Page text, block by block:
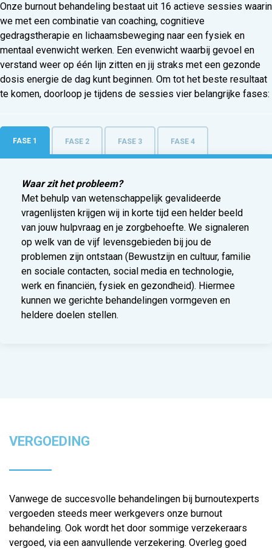
Onze burnout behandeling bestaat uit 16 actieve sessies waarin
we met een combinatie van coaching, cognitieve
gedragstherapie en lichaamsbeweging naar een fysiek en
mentaal evenwicht werken. Een evenwicht waarbij gevoel en
verstand weer op één lijn zitten en jij straks met een gezonde
dosis energie de dag kunt beginnen. Om tot het beste resultaat
te komen, doorloop je tijdens de sessies vier belangrijke fases:
FASE 1 FASE 2 FASE 3 FASE 4
Waar zit het probleem?
Met behulp van wetenschappelijk gevalideerde
vragenlijsten krijgen wij in korte tijd een helder beeld
van jouw hulpvraag en je zorgbehoefte. We signaleren
op welk van de vijf levensgebieden bij jou de
problemen zijn ontstaan (Bewustzijn en cultuur, familie
en sociale contacten, social media en technologie,
werk en financiën, fysiek en gezondheid). Hiermee
kunnen we gerichte behandelingen vormgeven en
heldere doelen stellen.
VERGOEDING
Vanwege de succesvolle behandelingen bij burnoutexperts
vergoeden steeds meer werkgevers onze burnout
behandeling. Ook wordt het door sommige verzekeraars
vergoed, via een aanvullende verzekering. Overleg goed